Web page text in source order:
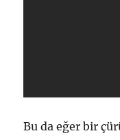
Bu da eğer bir